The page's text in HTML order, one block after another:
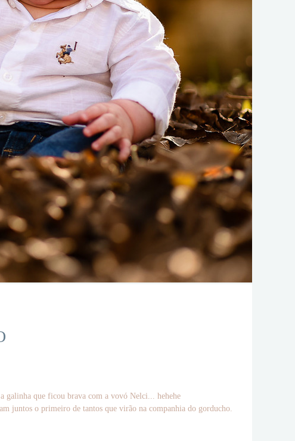
galinha que ficou brava com a vovó Nelci... hehehe
juntos o primeiro de tantos que virão na companhia do gorducho.